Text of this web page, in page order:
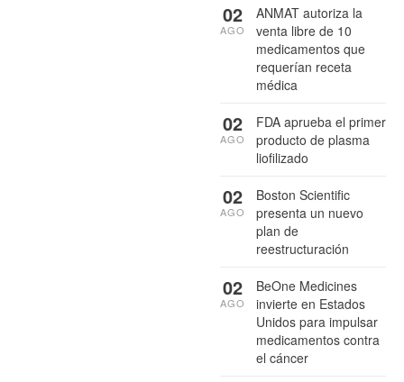
ANMAT autoriza la
venta libre de 10
medicamentos que
requerían receta
médica
02
AGO
FDA aprueba el primer
producto de plasma
liofilizado
02
AGO
Boston Scientific
presenta un nuevo
plan de
reestructuración
02
AGO
BeOne Medicines
invierte en Estados
Unidos para impulsar
medicamentos contra
el cáncer
02
AGO